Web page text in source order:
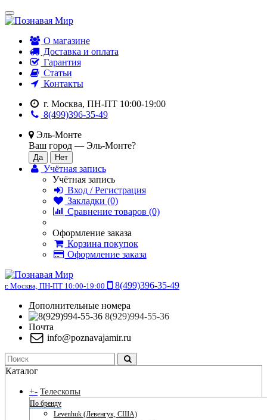
О магазине
Доставка и оплата
Гарантия
Статьи
Контакты
г. Москва, ПН-ПТ 10:00-19:00
8(499)396-35-49
Эль-Монте
Ваш город — Эль-Монте?
Учётная запись
Учётная запись
Вход / Регистрация
Закладки (0)
Сравнение товаров (0)
Оформление заказа
Корзина покупок
Оформление заказа
г. Москва, ПН-ПТ 10:00-19:00
8(499)396-35-49
Дополнительные номера
8(929)994-55-36
Почта
info@poznavajamir.ru
Каталог
+- Телескопы
По бренду
Levenhuk (Левенгук, США)